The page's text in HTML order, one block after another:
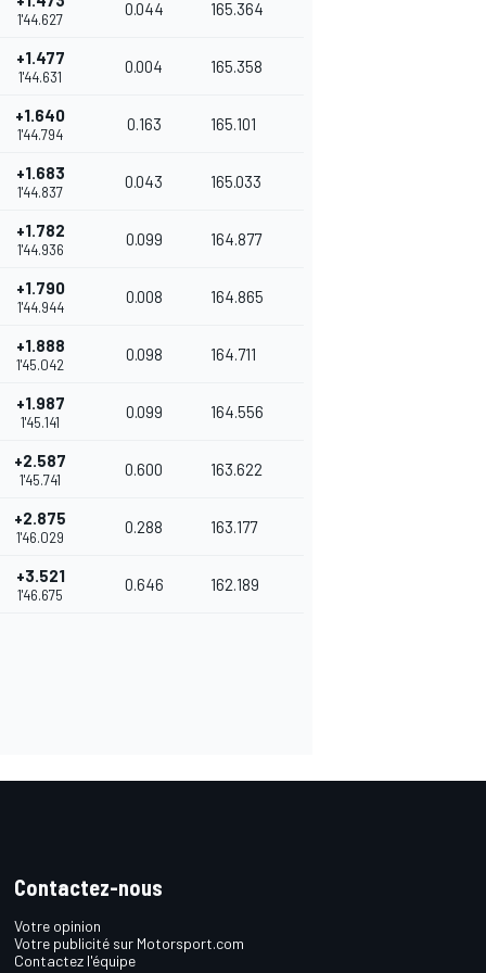
1'44.627
0.044 165.364
+1.477
1'44.631
0.004 165.358
+1.640
1'44.794
0.163 165.101
+1.683
1'44.837
0.043 165.033
+1.782
1'44.936
0.099 164.877
+1.790
1'44.944
0.008 164.865
+1.888
1'45.042
0.098 164.711
+1.987
1'45.141
0.099 164.556
+2.587
1'45.741
0.600 163.622
+2.875
1'46.029
0.288 163.177
+3.521
1'46.675
0.646 162.189
Contactez-nous
Votre opinion
Votre publicité sur Motorsport.com
Contactez l'équipe